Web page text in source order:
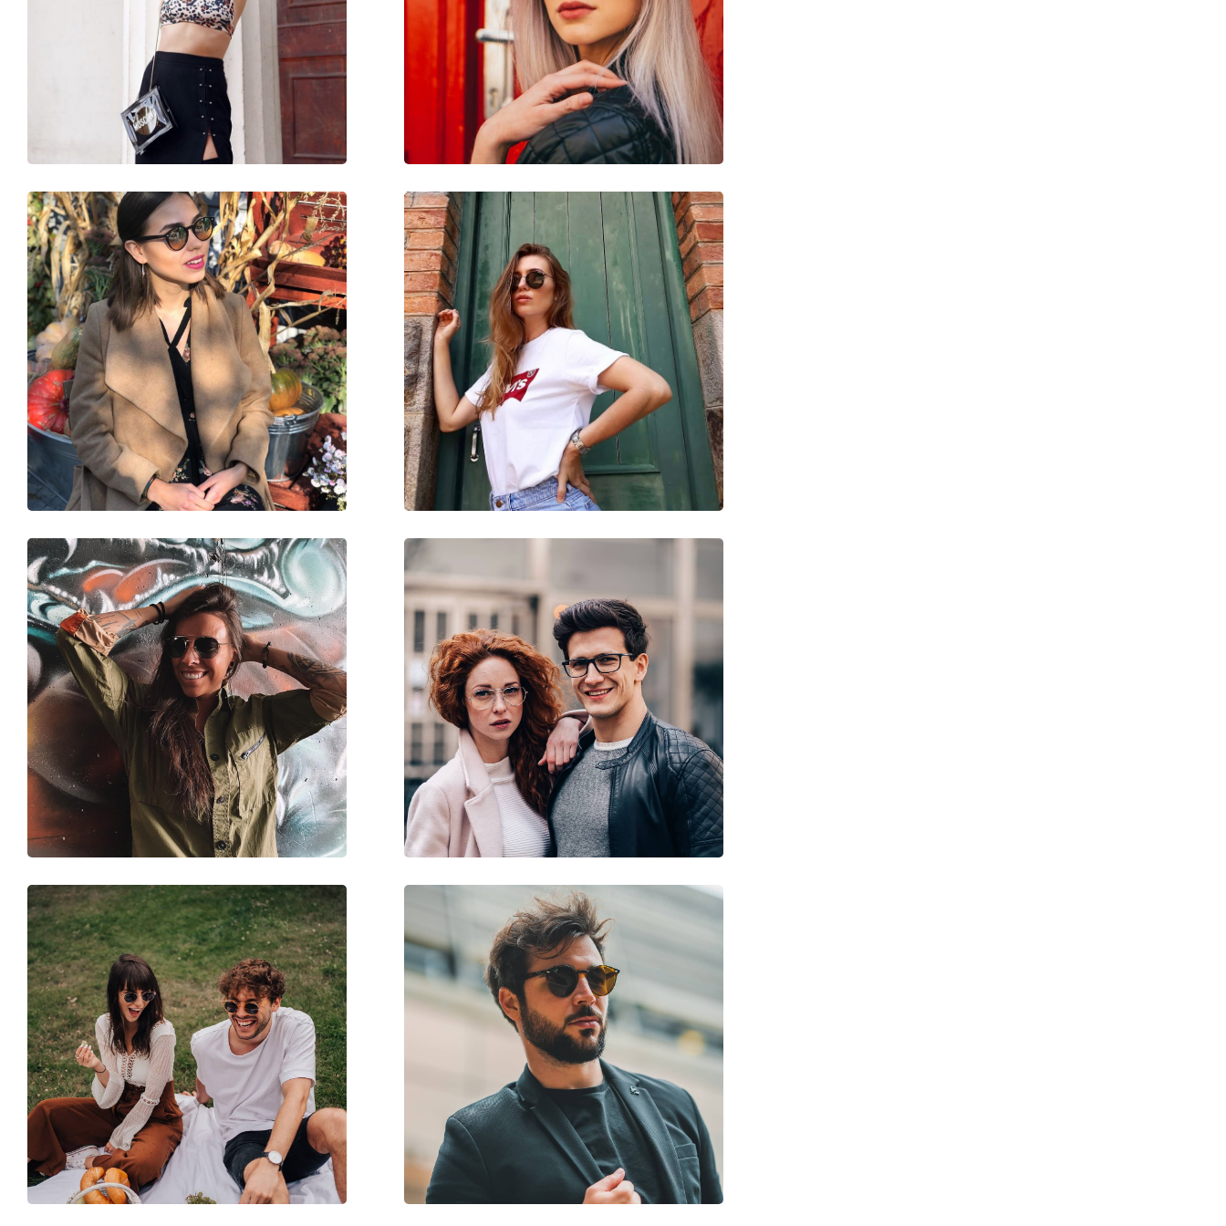
Longueur des branches:
145 mm
18 mm
100 g
Plaquettes de nez ajustables:
Non
Étui:
Oui
Tissu de nettoyage:
Oui
Autres
Sexe:
Pour femmes
Catégorie:
Lunettes de soleil
Marque:
Ray-Ban
Utilisation:
Mode
Code:
RB4171 651611 54